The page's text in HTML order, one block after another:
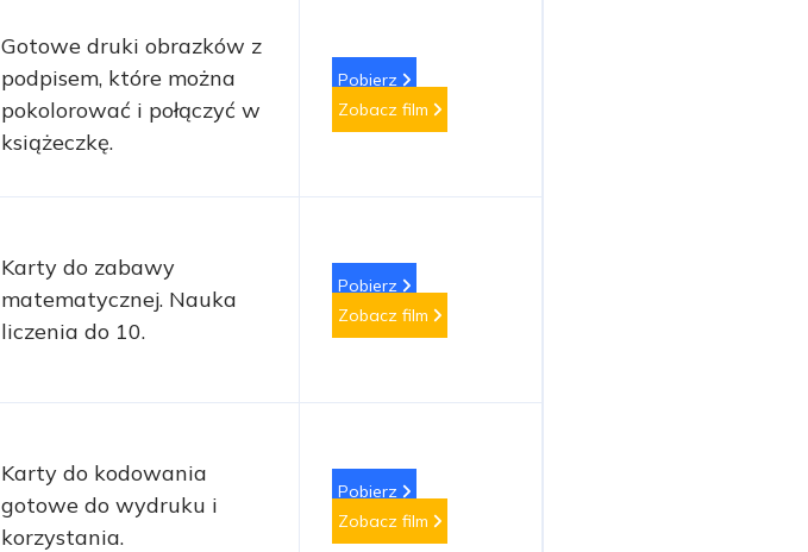
Gotowe druki obrazków z
podpisem, które można
pokolorować i połączyć w
książeczkę.
Pobierz
Zobacz film
Karty do zabawy
matematycznej. Nauka
liczenia do 10.
Pobierz
Zobacz film
Karty do kodowania
gotowe do wydruku i
korzystania.
Pobierz
Zobacz film